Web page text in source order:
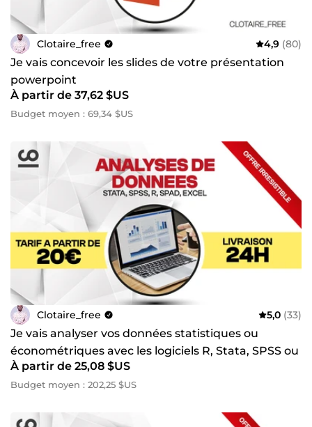
Clotaire_free 4,9 (80)
Je vais concevoir les slides de votre présentation
powerpoint
À partir de 37,62 $US
Budget moyen : 69,34 $US
Clotaire_free 5,0 (33)
Je vais analyser vos données statistiques ou
économétriques avec les logiciels R, Stata, SPSS ou
Excel
À partir de 25,08 $US
Budget moyen : 202,25 $US